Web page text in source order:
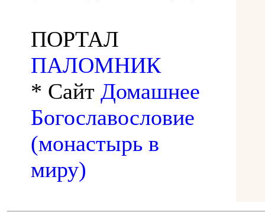
ПОРТАЛ
ПАЛОМНИК
* Сайт Домашнее
Богославословие
(монастырь в
миру)